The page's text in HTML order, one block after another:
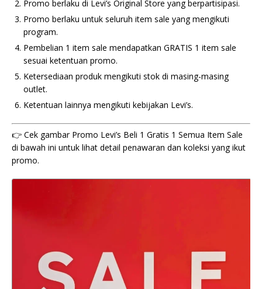
Promo berlaku di Levi’s Original Store yang berpartisipasi.
Promo berlaku untuk seluruh item sale yang mengikuti
program.
Pembelian 1 item sale mendapatkan GRATIS 1 item sale
sesuai ketentuan promo.
Ketersediaan produk mengikuti stok di masing-masing
outlet.
Ketentuan lainnya mengikuti kebijakan Levi’s.
👉 Cek gambar Promo Levi’s Beli 1 Gratis 1 Semua Item Sale
di bawah ini untuk lihat detail penawaran dan koleksi yang ikut
promo.